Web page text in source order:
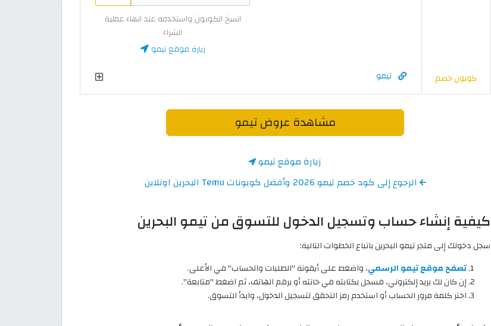
كوبون خصم
انسخ الكوبون واستخدمه عند انهاء عملية
الشراء
زيارة موقع تيمو
تيمو
مشاهدة عروض تيمو
زيارة موقع تيمو
الرجوع إلى كود خصم تيمو 2026 وأفضل كوبونات Temu البحرين اونلاين
كيفية إنشاء حساب وتسجيل الدخول للتسوق من تيمو البحرين
سجل دخولك إلى متجر تيمو البحرين باتباع الخطوات التالية:
تصفح موقع تيمو الرسمي، واضغط على أيقونة "الطلبات والحساب" في الأعلى.
إن كان لك بريد إلكتروني، فسجل بكتابته في خانته أو برقم الهاتف، ثم اضغط "متابعة".
اختر كلمة مرور الحساب أو استخدم رمز التحقق لتسجيل الدخول، وابدأ التسوق.